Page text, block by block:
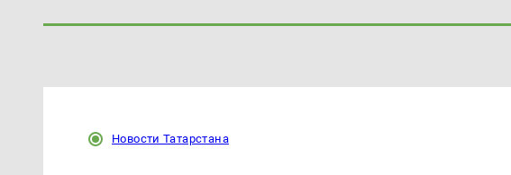
Новости Татарстана